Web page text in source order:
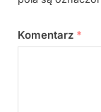
Komentarz *